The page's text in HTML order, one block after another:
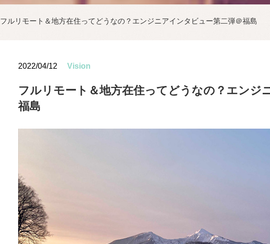
フルリモート＆地方在住ってどうなの？エンジニアインタビュー第二弾＠福島
2022/04/12 Vision
フルリモート＆地方在住ってどうなの？エンジ
福島